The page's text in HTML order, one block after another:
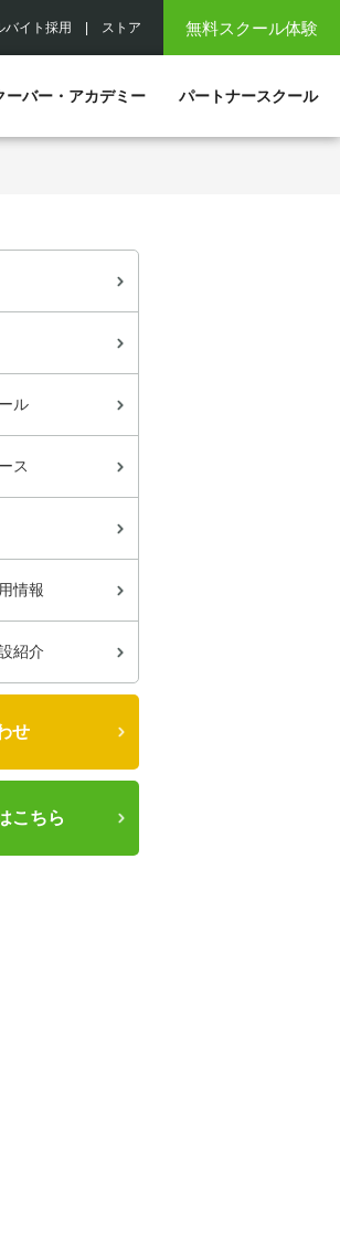
無料スクール体験
バイト採用 ストア
ーバー・アカデミー パートナースクール
ル
ス
情報
紹介
せ
こちら